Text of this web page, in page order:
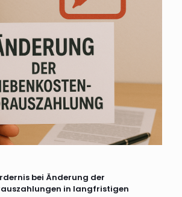
bei Änderung der
in langfristigen